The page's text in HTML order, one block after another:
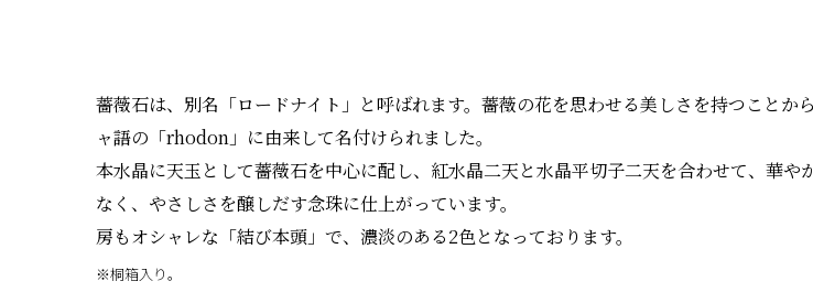
薔薇石は、別名「ロードナイト」と呼ばれます。薔薇の花を思わせる美しさを持つことか
ャ語の「rhodon」に由来して名付けられました。
本水晶に天玉として薔薇石を中心に配し、紅水晶二天と水晶平切子二天を合わせて、華や
なく、やさしさを醸しだす念珠に仕上がっています。
房もオシャレな「結び本頭」で、濃淡のある2色となっております。
※桐箱入り。